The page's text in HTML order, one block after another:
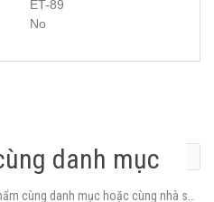
ET-89
No
danh mục